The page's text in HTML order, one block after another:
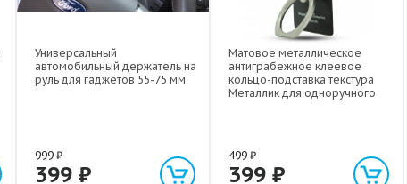
Универсальный
автомобильный держатель на
руль для гаджетов 55-75 мм
999₽
399 ₽
Матовое металлическое
антиграбежное клеевое
кольцо-подставка текстура
Металлик для одноручного
499₽
399 ₽